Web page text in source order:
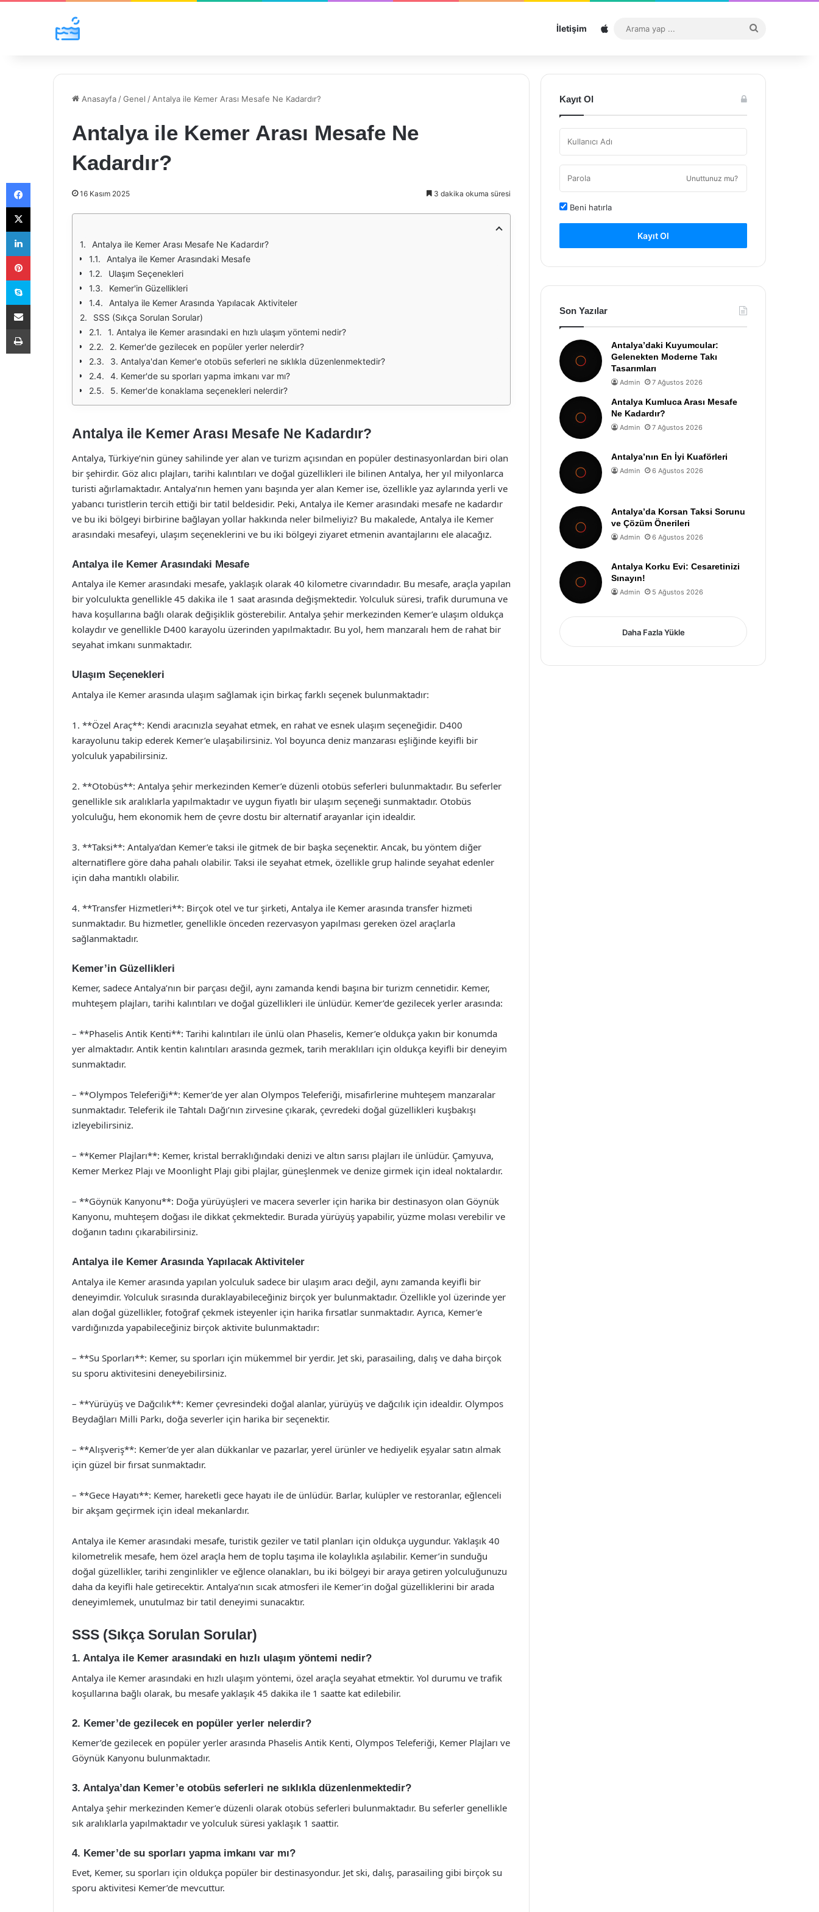
İletişim Sitemap
...
Anasayfa /Genel / Antalya ile Kemer Arası Mesafe Ne Kadardır?
Antalya ile Kemer Arası Mesafe Ne
Kadardır?
16 Kasım 2025 3 dakika okuma süresi
Antalya ile Kemer Arası Mesafe Ne Kadardır?
Antalya ile Kemer Arasındaki Mesafe
Ulaşım Seçenekleri
Kemer'in Güzellikleri
Antalya ile Kemer Arasında Yapılacak Aktiviteler
SSS (Sıkça Sorulan Sorular)
1. Antalya ile Kemer arasındaki en hızlı ulaşım yöntemi nedir?
2. Kemer'de gezilecek en popüler yerler nelerdir?
3. Antalya'dan Kemer'e otobüs seferleri ne sıklıkla düzenlenmektedir?
4. Kemer'de su sporları yapma imkanı var mı?
5. Kemer'de konaklama seçenekleri nelerdir?
Antalya ile Kemer Arası Mesafe Ne Kadardır?
Antalya, Türkiye’nin güney sahilinde yer alan ve turizm açısından en popüler destinasyonlardan biri olan
bir şehirdir. Göz alıcı plajları, tarihi kalıntıları ve doğal güzellikleri ile bilinen Antalya, her yıl milyonlarca
turisti ağırlamaktadır. Antalya’nın hemen yanı başında yer alan Kemer ise, özellikle yaz aylarında yerli ve
yabancı turistlerin tercih ettiği bir tatil beldesidir. Peki, Antalya ile Kemer arasındaki mesafe ne kadardır
ve bu iki bölgeyi birbirine bağlayan yollar hakkında neler bilmeliyiz? Bu makalede, Antalya ile Kemer
arasındaki mesafeyi, ulaşım seçeneklerini ve bu iki bölgeyi ziyaret etmenin avantajlarını ele alacağız.
Antalya ile Kemer Arasındaki Mesafe
Antalya ile Kemer arasındaki mesafe, yaklaşık olarak 40 kilometre civarındadır. Bu mesafe, araçla yapılan
bir yolculukta genellikle 45 dakika ile 1 saat arasında değişmektedir. Yolculuk süresi, trafik durumuna ve
hava koşullarına bağlı olarak değişiklik gösterebilir. Antalya şehir merkezinden Kemer’e ulaşım oldukça
kolaydır ve genellikle D400 karayolu üzerinden yapılmaktadır. Bu yol, hem manzaralı hem de rahat bir
seyahat imkanı sunmaktadır.
Ulaşım Seçenekleri
Antalya ile Kemer arasında ulaşım sağlamak için birkaç farklı seçenek bulunmaktadır:
1. **Özel Araç**: Kendi aracınızla seyahat etmek, en rahat ve esnek ulaşım seçeneğidir. D400
karayolunu takip ederek Kemer’e ulaşabilirsiniz. Yol boyunca deniz manzarası eşliğinde keyifli bir
yolculuk yapabilirsiniz.
2. **Otobüs**: Antalya şehir merkezinden Kemer’e düzenli otobüs seferleri bulunmaktadır. Bu seferler
genellikle sık aralıklarla yapılmaktadır ve uygun fiyatlı bir ulaşım seçeneği sunmaktadır. Otobüs
yolculuğu, hem ekonomik hem de çevre dostu bir alternatif arayanlar için idealdir.
3. **Taksi**: Antalya’dan Kemer’e taksi ile gitmek de bir başka seçenektir. Ancak, bu yöntem diğer
alternatiflere göre daha pahalı olabilir. Taksi ile seyahat etmek, özellikle grup halinde seyahat edenler
için daha mantıklı olabilir.
4. **Transfer Hizmetleri**: Birçok otel ve tur şirketi, Antalya ile Kemer arasında transfer hizmeti
sunmaktadır. Bu hizmetler, genellikle önceden rezervasyon yapılması gereken özel araçlarla
sağlanmaktadır.
Kemer’in Güzellikleri
Kemer, sadece Antalya’nın bir parçası değil, aynı zamanda kendi başına bir turizm cennetidir. Kemer,
muhteşem plajları, tarihi kalıntıları ve doğal güzellikleri ile ünlüdür. Kemer’de gezilecek yerler arasında:
– **Phaselis Antik Kenti**: Tarihi kalıntıları ile ünlü olan Phaselis, Kemer’e oldukça yakın bir konumda
yer almaktadır. Antik kentin kalıntıları arasında gezmek, tarih meraklıları için oldukça keyifli bir deneyim
sunmaktadır.
– **Olympos Teleferiği**: Kemer’de yer alan Olympos Teleferiği, misafirlerine muhteşem manzaralar
sunmaktadır. Teleferik ile Tahtalı Dağı’nın zirvesine çıkarak, çevredeki doğal güzellikleri kuşbakışı
izleyebilirsiniz.
– **Kemer Plajları**: Kemer, kristal berraklığındaki denizi ve altın sarısı plajları ile ünlüdür. Çamyuva,
Kemer Merkez Plajı ve Moonlight Plajı gibi plajlar, güneşlenmek ve denize girmek için ideal noktalardır.
– **Göynük Kanyonu**: Doğa yürüyüşleri ve macera severler için harika bir destinasyon olan Göynük
Kanyonu, muhteşem doğası ile dikkat çekmektedir. Burada yürüyüş yapabilir, yüzme molası verebilir ve
doğanın tadını çıkarabilirsiniz.
Antalya ile Kemer Arasında Yapılacak Aktiviteler
Antalya ile Kemer arasında yapılan yolculuk sadece bir ulaşım aracı değil, aynı zamanda keyifli bir
deneyimdir. Yolculuk sırasında duraklayabileceğiniz birçok yer bulunmaktadır. Özellikle yol üzerinde yer
alan doğal güzellikler, fotoğraf çekmek isteyenler için harika fırsatlar sunmaktadır. Ayrıca, Kemer’e
vardığınızda yapabileceğiniz birçok aktivite bulunmaktadır:
– **Su Sporları**: Kemer, su sporları için mükemmel bir yerdir. Jet ski, parasailing, dalış ve daha birçok
su sporu aktivitesini deneyebilirsiniz.
– **Yürüyüş ve Dağcılık**: Kemer çevresindeki doğal alanlar, yürüyüş ve dağcılık için idealdir. Olympos
Beydağları Milli Parkı, doğa severler için harika bir seçenektir.
– **Alışveriş**: Kemer’de yer alan dükkanlar ve pazarlar, yerel ürünler ve hediyelik eşyalar satın almak
için güzel bir fırsat sunmaktadır.
– **Gece Hayatı**: Kemer, hareketli gece hayatı ile de ünlüdür. Barlar, kulüpler ve restoranlar, eğlenceli
bir akşam geçirmek için ideal mekanlardır.
Antalya ile Kemer arasındaki mesafe, turistik geziler ve tatil planları için oldukça uygundur. Yaklaşık 40
kilometrelik mesafe, hem özel araçla hem de toplu taşıma ile kolaylıkla aşılabilir. Kemer’in sunduğu
doğal güzellikler, tarihi zenginlikler ve eğlence olanakları, bu iki bölgeyi bir araya getiren yolculuğunuzu
daha da keyifli hale getirecektir. Antalya’nın sıcak atmosferi ile Kemer’in doğal güzelliklerini bir arada
deneyimlemek, unutulmaz bir tatil deneyimi sunacaktır.
SSS (Sıkça Sorulan Sorular)
1. Antalya ile Kemer arasındaki en hızlı ulaşım yöntemi nedir?
Antalya ile Kemer arasındaki en hızlı ulaşım yöntemi, özel araçla seyahat etmektir. Yol durumu ve trafik
koşullarına bağlı olarak, bu mesafe yaklaşık 45 dakika ile 1 saatte kat edilebilir.
2. Kemer’de gezilecek en popüler yerler nelerdir?
Kemer’de gezilecek en popüler yerler arasında Phaselis Antik Kenti, Olympos Teleferiği, Kemer Plajları ve
Göynük Kanyonu bulunmaktadır.
3. Antalya’dan Kemer’e otobüs seferleri ne sıklıkla düzenlenmektedir?
Antalya şehir merkezinden Kemer’e düzenli olarak otobüs seferleri bulunmaktadır. Bu seferler genellikle
sık aralıklarla yapılmaktadır ve yolculuk süresi yaklaşık 1 saattir.
4. Kemer’de su sporları yapma imkanı var mı?
Evet, Kemer, su sporları için oldukça popüler bir destinasyondur. Jet ski, dalış, parasailing gibi birçok su
sporu aktivitesi Kemer’de mevcuttur.
Kayıt Ol
Unuttunuz mu?
Beni hatırla
Kayıt Ol
Son Yazılar
Antalya’daki Kuyumcular:
Gelenekten Moderne Takı
Tasarımları
Admin 7 Ağustos 2026
Antalya Kumluca Arası Mesafe
Ne Kadardır?
Admin 7 Ağustos 2026
Antalya’nın En İyi Kuaförleri
Admin 6 Ağustos 2026
Antalya’da Korsan Taksi Sorunu
ve Çözüm Önerileri
Admin 6 Ağustos 2026
Antalya Korku Evi: Cesaretinizi
Sınayın!
Admin 5 Ağustos 2026
Daha Fazla Yükle
Facebook
X
LinkedIn
Pinterest
Skype
E-Posta ile paylaş